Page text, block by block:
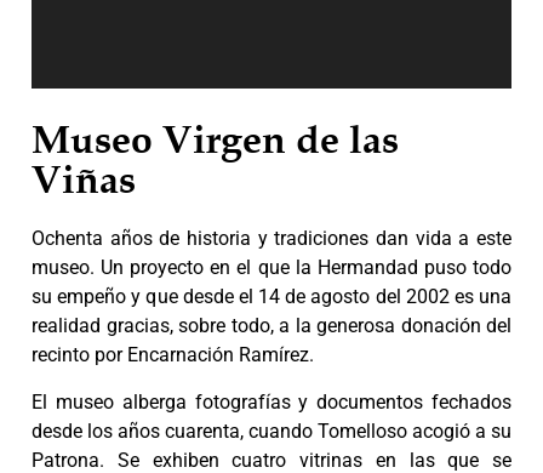
Museo Virgen de las
Viñas
Ochenta años de historia y tradiciones dan vida a este
museo. Un proyecto en el que la Hermandad puso todo
su empeño y que desde el 14 de agosto del 2002 es una
realidad gracias, sobre todo, a la generosa donación del
recinto por Encarnación Ramírez.
El museo alberga fotografías y documentos fechados
desde los años cuarenta, cuando Tomelloso acogió a su
Patrona. Se exhiben cuatro vitrinas en las que se